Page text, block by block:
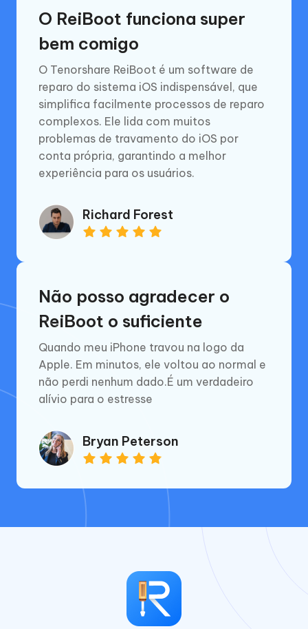
O ReiBoot funciona super
bem comigo
O Tenorshare ReiBoot é um software de
reparo do sistema iOS indispensável, que
simplifica facilmente processos de reparo
complexos. Ele lida com muitos
problemas de travamento do iOS por
conta própria, garantindo a melhor
experiência para os usuários.
Richard Forest
Não posso agradecer o
ReiBoot o suficiente
Quando meu iPhone travou na logo da
Apple. Em minutos, ele voltou ao normal e
não perdi nenhum dado.É um verdadeiro
alívio para o estresse
Bryan Peterson